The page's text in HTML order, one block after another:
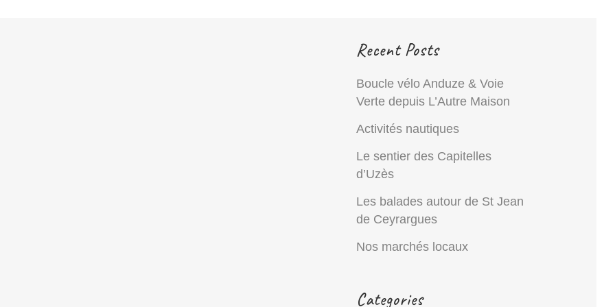
Recent Posts
Boucle vélo Anduze & Voie
Verte depuis L’Autre Maison
Activités nautiques
Le sentier des Capitelles
d’Uzès
Les balades autour de St Jean
de Ceyrargues
Nos marchés locaux
Categories